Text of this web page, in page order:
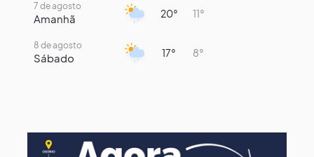
7 de agosto
Amanhã 20° 11°
8 de agosto
Sábado 17° 8°
Segunda-Feira 13° 8°